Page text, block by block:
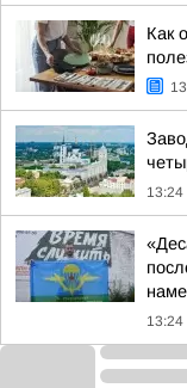
Как
13:24
13:24